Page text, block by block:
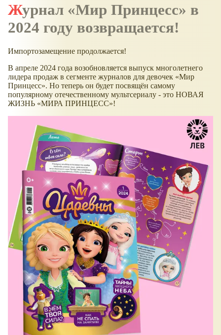
Журнал Мир Принцесс
в
2024 году возвращается!
Импортозамещение продолжается!
В апреле 2024 года возобновляется выпуск многолетнего
лидера продаж в сегменте журналов для девочек
Мир
Принцесс . Но теперь он будет посвящён самому
популярному отечественному мультсериалу - это НОВАЯ
ЖИЗНЬ
МИРА ПРИНЦЕСС !